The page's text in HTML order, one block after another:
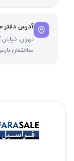
آدرس دفتر
تهران،
ساختمان پارس،